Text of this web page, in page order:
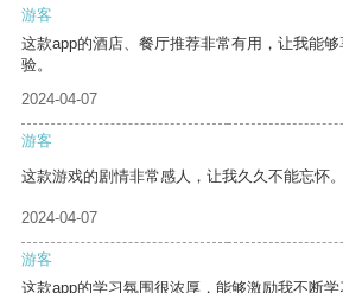
游客
这款app的酒店、餐厅推荐非常有用，让我能
验。
2024-04-07
游客
这款游戏的剧情非常感人，让我久久不能忘怀。
2024-04-07
游客
这款app的学习氛围很浓厚，能够激励我不断